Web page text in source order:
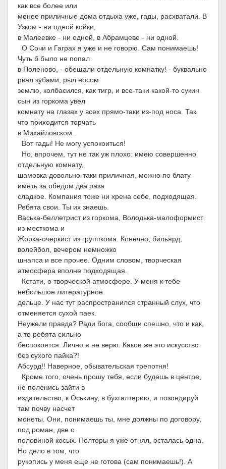
как все более или
менее приличные дома отдыха уже, гады, расхватали. В
Узком - ни одной койки,
в Малеевке - ни одной, в Абрамцеве - ни одной.
О Сочи и Гаграх я уже и не говорю. Сам понимаешь!
Чуть б было не попал
в Поленово, - обещали отдельную комнатку! - буквально
рвал зубами, рыл носом
землю, колбасился, как тигр, и все-таки какой-то сукин
сын из горкома увел
комнату на глазах у всех прямо-таки из-под носа. Так
что приходится торчать
в Михайловском.
Вот гады! Не могу успокоиться!
Но, впрочем, тут не так уж плохо: имею совершенно
отдельную комнату,
шамовка довольно-таки приличная, можно по блату
иметь за обедом два раза
сладкое. Компания тоже ни хрена себе, подходящая.
Ребята свои. Ты их знаешь.
Васька-беллетрист из горкома, Володька-малоформист
из месткома и
Жорка-очеркист из группкома. Конечно, бильярд,
волейбол, вечером немножко
шнапса и все прочее. Одним словом, творческая
атмосфера вполне подходящая.
Кстати, о творческой атмосфере. У меня к тебе
небольшое литературное
дельце. У нас тут распространился странный слух, что
отменяется сухой паек.
Неужели правда? Ради бога, сообщи спешно, что и как,
а то ребята сильно
беспокоятся. Лично я не верю. Какое же это искусство
без сухого пайка?!
Абсурд!! Наверное, обывательская трепотня!
Кроме того, очень прошу тебя, если будешь в центре,
не поленись зайти в
издательство, к Оськину, в бухгалтерию, и позондируй
там почву насчет
монеты. Они, понимаешь ты, мне должны по договору,
под роман, две с
половиной косых. Полторы я уже отнял, осталась одна.
Но дело в том, что
рукопись у меня еще не готова (сам понимаешь!). А